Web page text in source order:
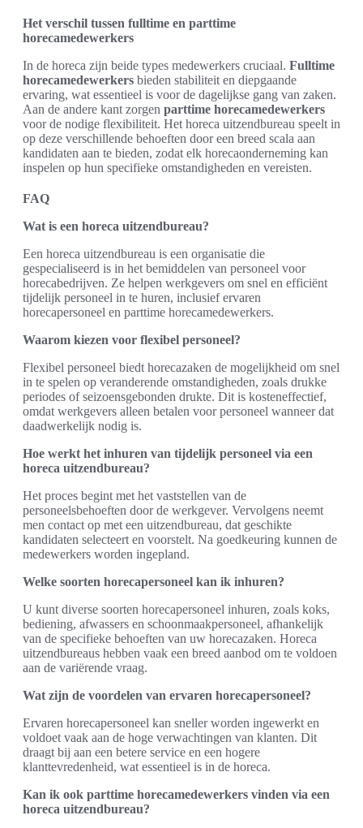
Het verschil tussen fulltime en parttime
horecamedewerkers
In de horeca zijn beide types medewerkers cruciaal. Fulltime
horecamedewerkers bieden stabiliteit en diepgaande
ervaring, wat essentieel is voor de dagelijkse gang van zaken.
Aan de andere kant zorgen parttime horecamedewerkers
voor de nodige flexibiliteit. Het horeca uitzendbureau speelt in
op deze verschillende behoeften door een breed scala aan
kandidaten aan te bieden, zodat elk horecaonderneming kan
inspelen op hun specifieke omstandigheden en vereisten.
FAQ
Wat is een horeca uitzendbureau?
Een horeca uitzendbureau is een organisatie die
gespecialiseerd is in het bemiddelen van personeel voor
horecabedrijven. Ze helpen werkgevers om snel en efficiënt
tijdelijk personeel in te huren, inclusief ervaren
horecapersoneel en parttime horecamedewerkers.
Waarom kiezen voor flexibel personeel?
Flexibel personeel biedt horecazaken de mogelijkheid om snel
in te spelen op veranderende omstandigheden, zoals drukke
periodes of seizoensgebonden drukte. Dit is kosteneffectief,
omdat werkgevers alleen betalen voor personeel wanneer dat
daadwerkelijk nodig is.
Hoe werkt het inhuren van tijdelijk personeel via een
horeca uitzendbureau?
Het proces begint met het vaststellen van de
personeelsbehoeften door de werkgever. Vervolgens neemt
men contact op met een uitzendbureau, dat geschikte
kandidaten selecteert en voorstelt. Na goedkeuring kunnen de
medewerkers worden ingepland.
Welke soorten horecapersoneel kan ik inhuren?
U kunt diverse soorten horecapersoneel inhuren, zoals koks,
bediening, afwassers en schoonmaakpersoneel, afhankelijk
van de specifieke behoeften van uw horecazaken. Horeca
uitzendbureaus hebben vaak een breed aanbod om te voldoen
aan de variërende vraag.
Wat zijn de voordelen van ervaren horecapersoneel?
Ervaren horecapersoneel kan sneller worden ingewerkt en
voldoet vaak aan de hoge verwachtingen van klanten. Dit
draagt bij aan een betere service en een hogere
klanttevredenheid, wat essentieel is in de horeca.
Kan ik ook parttime horecamedewerkers vinden via een
horeca uitzendbureau?